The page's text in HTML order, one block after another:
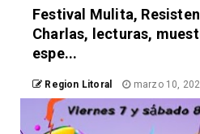
Festival Mulita,
Charlas, lecturas,
espe...
Region Litoral marzo 10,